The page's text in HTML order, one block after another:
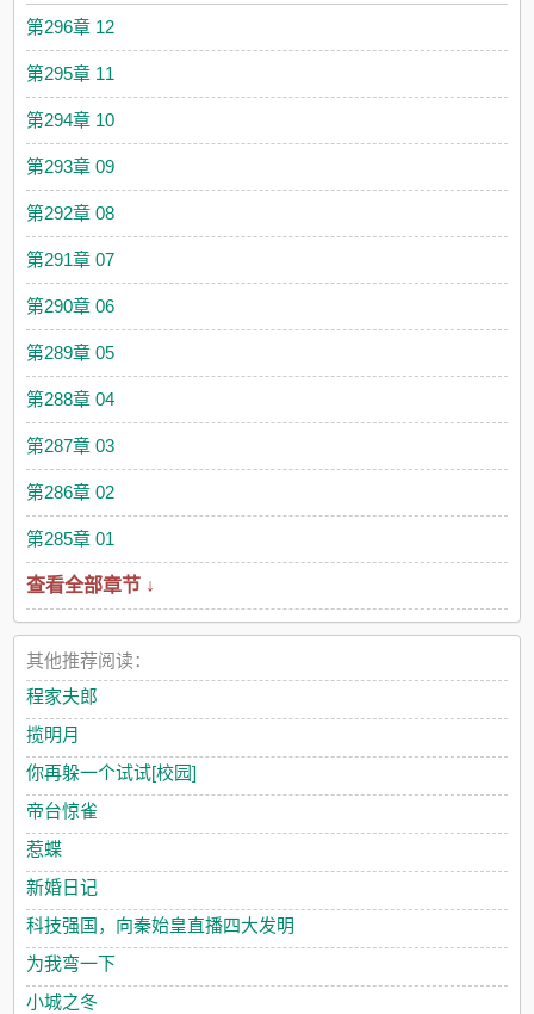
吧！因为诅咒而即将撒手人寰？没事，看我为你物理祓除，实在
不行，反转术式了解一下。死的只剩骨灰盒？没事，看我独家制
作的“秽土转生”之术！……便当？没有这种东西，领什么便当！全
都给我好好活着！——食用指南：1、无脑救济向爽文，成长流，
人物ooc预警；2、含诸多世界线（很多动漫结合，有老番有新
番）；2、请尊重正版，作者码文不易。
第296章 12
第295章 11
第294章 10
第293章 09
第292章 08
第291章 07
第290章 06
第289章 05
第288章 04
第287章 03
第286章 02
第285章 01
查看全部章节 ↓
其他推荐阅读：
程家夫郎
揽明月
你再躲一个试试[校园]
帝台惊雀
惹蝶
新婚日记
科技强国，向秦始皇直播四大发明
为我弯一下
小城之冬